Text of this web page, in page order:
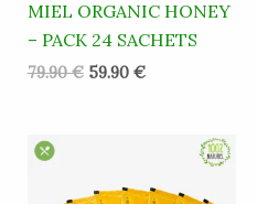
MIEL ORGANIC HONEY
– PACK 24 SACHETS
79.90€ 59.90 €